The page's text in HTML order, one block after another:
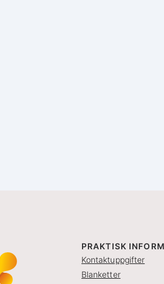
PRAKTISK
Kontaktuppgifter
Blanketter